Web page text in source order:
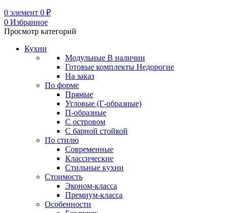
0 элемент 0 ₽
0 Избранное
Просмотр категорий
Кухни
Модульные В наличии
Готовые комплекты Недорогие
На заказ
По форме
Прямые
Угловые (Г-образные)
П-образные
С островом
С барной стойкой
По стилю
Современные
Классические
Стильные кухни
Стоимость
Эконом-класса
Премиум-класса
Особенности